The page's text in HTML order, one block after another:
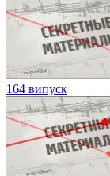
164 випуск